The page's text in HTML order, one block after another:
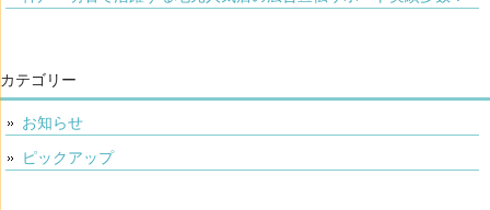
カテゴリー
お知らせ
ピックアップ